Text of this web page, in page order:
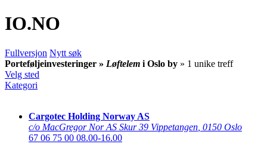
IO.NO
Fullversjon Nytt søk
Porteføljeinvesteringer » Løftelem i Oslo by » 1 unike treff
Velg sted
Kategori
Cargotec Holding Norway AS
c/o MacGregor Nor AS Skur 39 Vippetangen 0150 Oslo
67 06 75 00 08.00-16.00